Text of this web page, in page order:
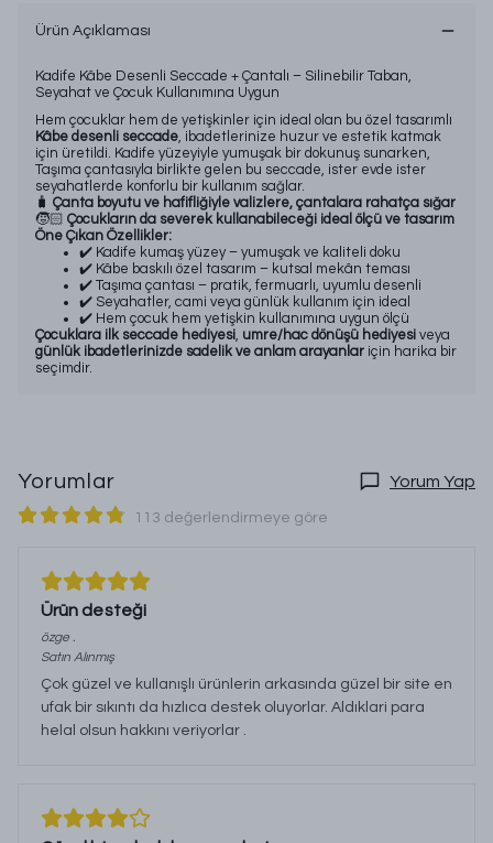
Ürün Açıklaması
Kadife Kâbe Desenli Seccade + Çantalı – Silinebilir Taban,
Seyahat ve Çocuk Kullanımına Uygun
Hem çocuklar hem de yetişkinler için ideal olan bu özel tasarımlı
Kâbe desenli seccade, ibadetlerinize huzur ve estetik katmak
için üretildi. Kadife yüzeyiyle yumuşak bir dokunuş sunarken,
Taşıma çantasıyla birlikte gelen bu seccade, ister evde ister
seyahatlerde konforlu bir kullanım sağlar.
🧳 Çanta boyutu ve hafifliğiyle valizlere, çantalara rahatça sığar
🧒🏻 Çocukların da severek kullanabileceği ideal ölçü ve tasarım
Öne Çıkan Özellikler:
✔️ Kadife kumaş yüzey – yumuşak ve kaliteli doku
✔️ Kâbe baskılı özel tasarım – kutsal mekân teması
✔️ Taşıma çantası – pratik, fermuarlı, uyumlu desenli
✔️ Seyahatler, cami veya günlük kullanım için ideal
✔️ Hem çocuk hem yetişkin kullanımına uygun ölçü
Çocuklara ilk seccade hediyesi, umre/hac dönüşü hediyesi veya
günlük ibadetlerinizde sadelik ve anlam arayanlar için harika bir
seçimdir.
Yorumlar Yorum Yap
113 değerlendirmeye göre
Ürün desteği
özge .
Satın Alınmış
Çok güzel ve kullanışlı ürünlerin arkasında güzel bir site en
ufak bir sıkıntı da hızlıca destek oluyorlar. Aldıklari para
helal olsun hakkını veriyorlar .